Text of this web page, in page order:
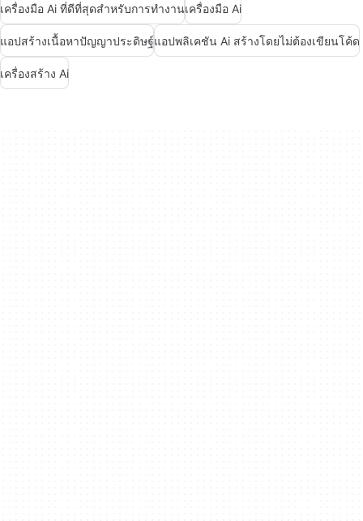
เครื่องมือ Ai ที่ดีที่สุดสำหรับการทำงานเครื่องมือ Ai
แอปสร้างเนื้อหาปัญญาประดิษฐ์แอปพลิเคชัน Ai สร้างโดยไม่ต้องเขียนโค้ด
เครื่องสร้าง Ai